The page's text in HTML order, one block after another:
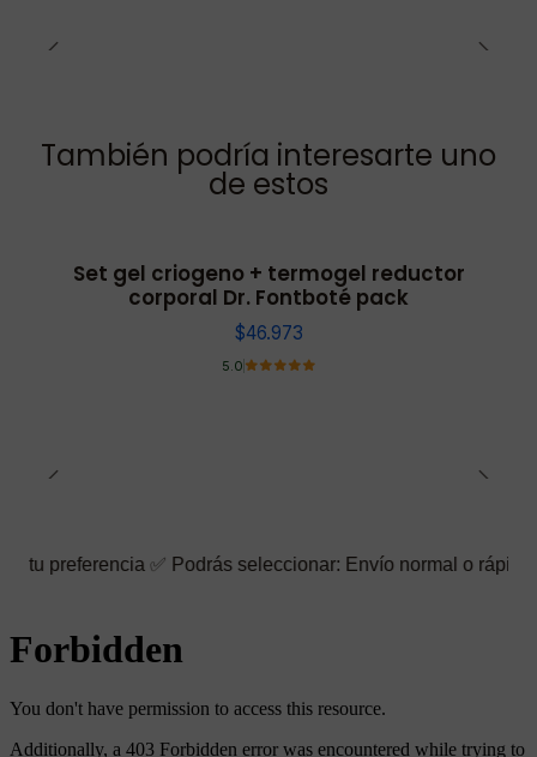
También podría interesarte uno
de estos
Set gel criogeno + termogel reductor
corporal Dr. Fontboté pack
$46.973
5.0
✅ Podrás seleccionar: Envío normal o rápido ☑️